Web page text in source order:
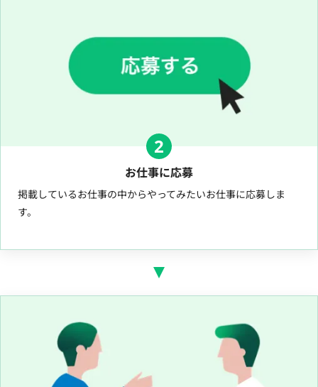
2
お仕事に応募
掲載しているお仕事の中からやってみたいお仕事に応募しま
す。